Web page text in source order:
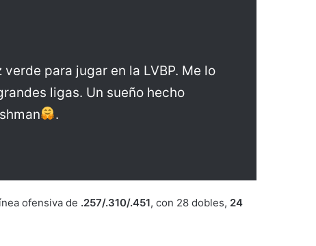
para jugar en la LVBP. Me lo
ligas. Un sueño hecho
.
ofensiva de .257/.310/.451, con 28 dobles, 24